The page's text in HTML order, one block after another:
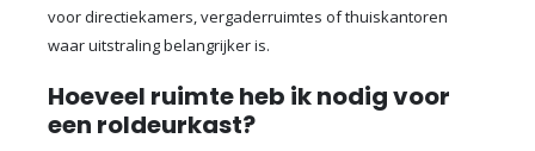
voor directiekamers, vergaderruimtes of thuiskantoren
waar uitstraling belangrijker is.
Hoeveel ruimte heb ik nodig voor
een roldeurkast?